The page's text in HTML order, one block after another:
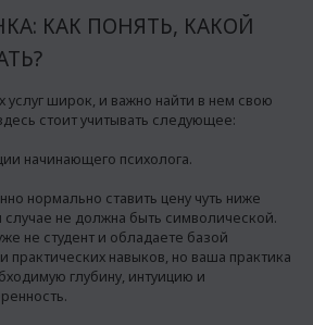
КАК ПОНЯТЬ, КАКОЙ
услуг широк, и важно найти в нем свою
стоит учитывать следующее:
начинающего психолога.
нормально ставить цену чуть ниже
случае не должна быть символической.
не студент и обладаете базой
практических навыков, но ваша практика
глубину, интуицию и